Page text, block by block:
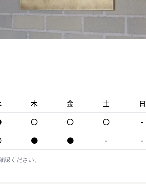
木 金 土
日
〇 〇 〇
-
● ● - -
ください。